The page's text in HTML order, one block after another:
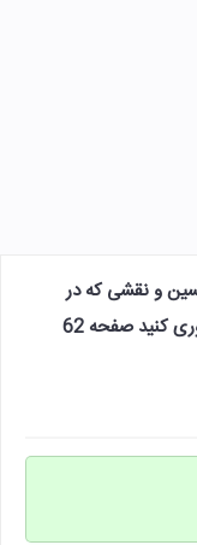
و نقشی که در
واقعه عاشورا ایفا کردند تحقیق و مطلبی گردآوری کنید صفحه 62